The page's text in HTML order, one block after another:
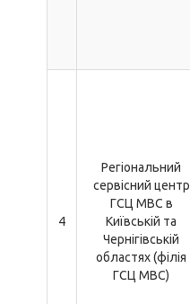
4
Регіональний
сервісний центр
ГСЦ МВС в
Київській та
Чернігівській
областях (філія
ГСЦ МВС)